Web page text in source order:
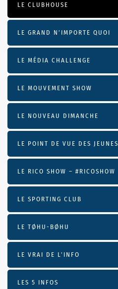
LE CLUBHOUSE
LE GRAND N’IMPORTE QUOI
LE MÉDIA CHALLENGE
LE MOUVEMENT SHOW
LE NOUVEAU DIMANCHE
LE POINT DE VUE DES JEUNES
LE RICO SHOW – #RICOSHOW
LE SPORTING CLUB
LE TØHU-BØHU
LE VRAI DE L’INFO
LES 5 INFOS